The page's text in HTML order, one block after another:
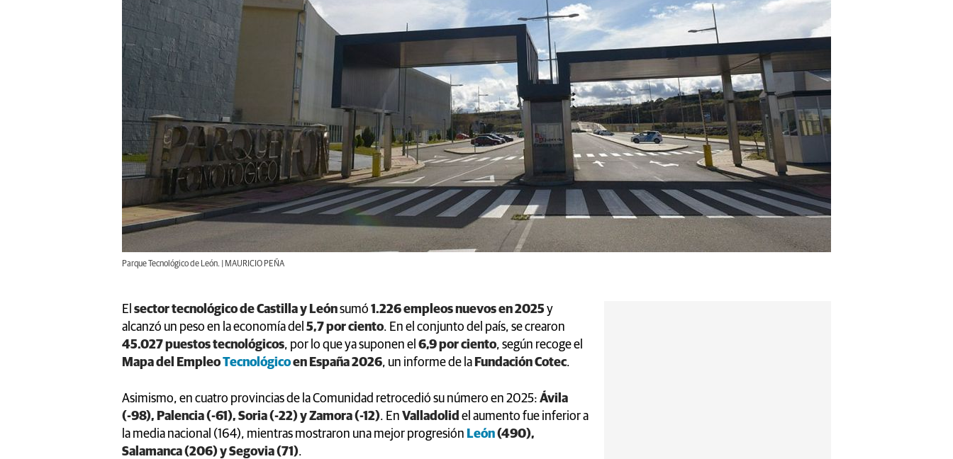
Parque Tecnológico de León. | MAURICIO PEÑA
El sector tecnológico de Castilla y Leónsumó 1.226 empleos nuevos en 2025y
alcanzó un peso en la economía del 5,7 por ciento. En el conjunto del país, se crearon
45.027 puestos tecnológicos, por lo que ya suponen el 6,9 por ciento, según recoge el
Mapa del EmpleoTecnológicoen España 2026, un informe de la Fundación Cotec.
Asimismo, en cuatro provincias de la Comunidad retrocedió su número en 2025: Ávila
(-98), Palencia (-61), Soria (-22) y Zamora (-12). En Valladolid el aumento fue inferior a
la media nacional (164), mientras mostraron una mejor progresión León(490),
Salamanca (206) y Segovia (71).